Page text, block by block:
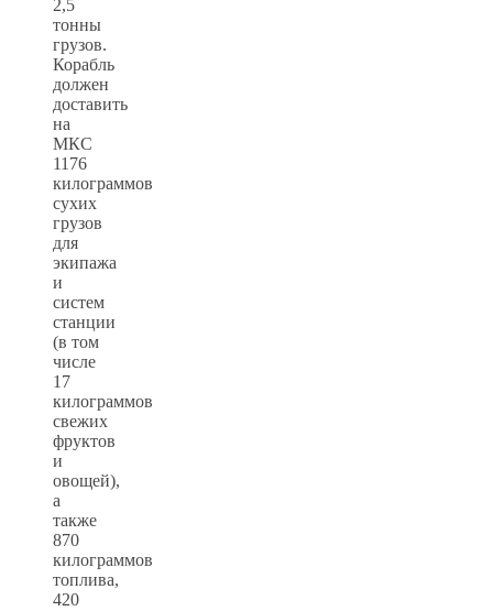
2,5
тонны
грузов.
Корабль
должен
доставить
на
МКС
1176
килограммов
сухих
грузов
для
экипажа
и
систем
станции
(в том
числе
17
килограммов
свежих
фруктов
и
овощей),
а
также
870
килограммов
топлива,
420